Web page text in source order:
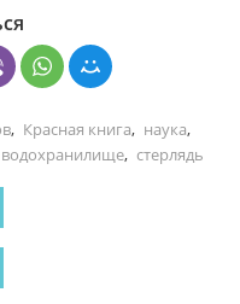
, Красная книга, наука,
водохранилище, стерлядь